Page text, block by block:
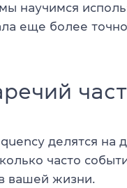
научимся
еще более
делятся на
часто
вашей жизни.